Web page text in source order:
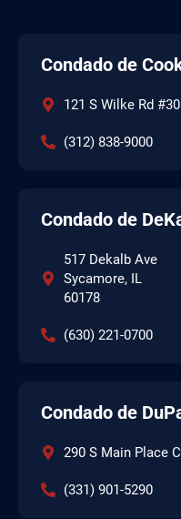
Condado de
121 S Wilke Rd
(312) 838-9000
Condado de
517 Dekalb Ave
Sycamore, IL
60178
(630) 221-0700
Condado de
290 S Main Place
(331) 901-5290